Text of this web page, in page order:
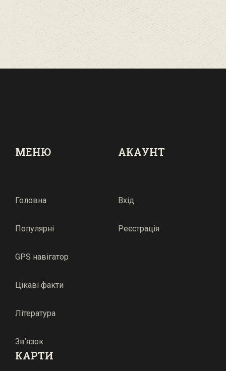
МЕНЮ
Головна
Популярні
GPS навігатор
Цікаві факти
Література
Зв’язок
АКАУНТ
Вхід
Реєстрація
КАРТИ